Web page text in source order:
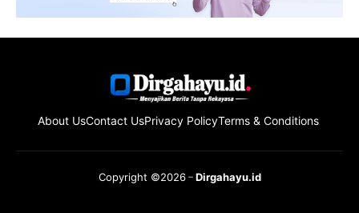
About UsContact UsPrivacy PolicyTerms & Conditions
Copyright ©2026 Dirgahayu.id